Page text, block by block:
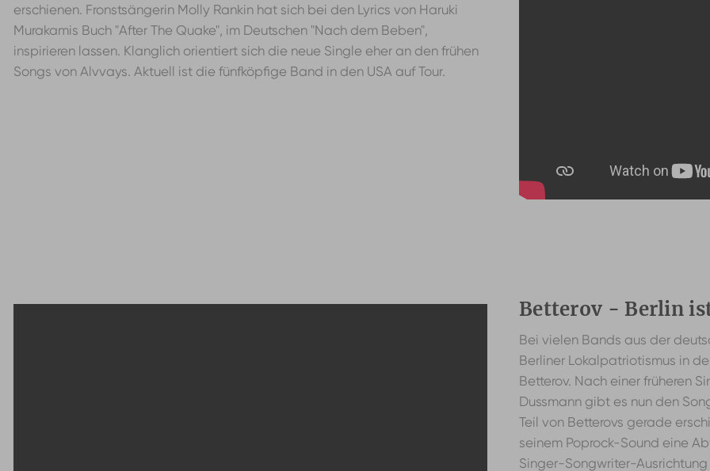
erschienen. Fronstsängerin Molly Rankin hat sich bei den Lyrics von Haruki
Murakamis Buch "After The Quake", im Deutschen "Nach dem Beben",
inspirieren lassen. Klanglich orientiert sich die neue Single eher an den frühen
Songs von Alvvays. Aktuell ist die fünfköpfige Band in den USA auf Tour.
Betterov - Berlin
Bei vielen Bands aus der
Berliner Lokalpatriotismus in
Betterov. Nach einer früheren
Dussmann gibt es nun den
Teil von Betterovs gerade
seinem Poprock-Sound eine
Singer-Songwriter-Ausrichtung